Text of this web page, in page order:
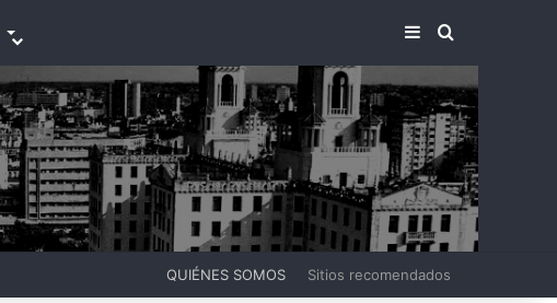
BARRA LATERAL
BUSCAR
QUIÉNES SOMOS Sitios recomendados